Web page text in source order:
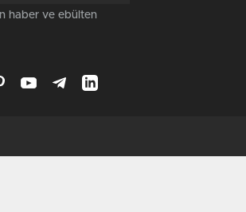
haber ve ebülten